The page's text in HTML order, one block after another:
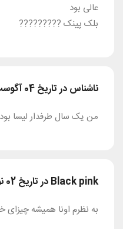
عالی بود
بلک پینک ?????????
ناشناس در تاریخ 04 آگوست 2022
من یک سال طرفدار لیسا
Black pink در تاریخ 02 نوامبر 2022
به نظرم اونا همیشه